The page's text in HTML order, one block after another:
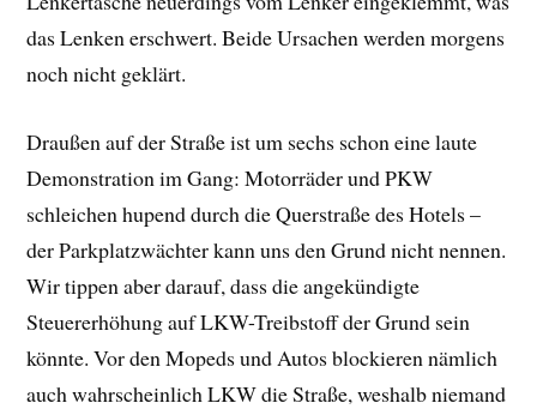
das Lenken erschwert. Beide Ursachen werden morgens
noch nicht geklärt.
Draußen auf der Straße ist um sechs schon eine laute
Demonstration im Gang: Motorräder und PKW
schleichen hupend durch die Querstraße des Hotels –
der Parkplatzwächter kann uns den Grund nicht nennen.
Wir tippen aber darauf, dass die angekündigte
Steuererhöhung auf LKW-Treibstoff der Grund sein
könnte. Vor den Mopeds und Autos blockieren nämlich
auch wahrscheinlich LKW die Straße, weshalb niemand